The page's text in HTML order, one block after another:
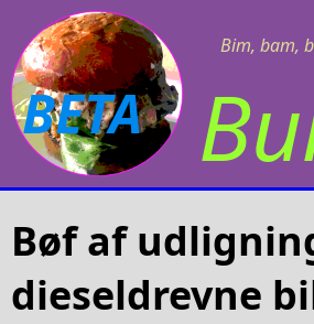
Bim, bam,
BETA
Bøf af
dieseldrevne